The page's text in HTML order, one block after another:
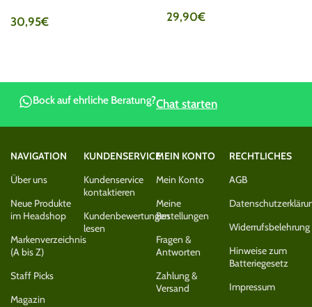
30,95€ 29,90€
Bock auf ehrliche Beratung?Chat starten
NAVIGATION
Über uns
Neue Produkte
im Headshop
Markenverzeichnis
(A bis Z)
Staff Picks
Magazin
KUNDENSERVICE
Kundenservice
kontaktieren
Kundenbewertungen
lesen
MEIN KONTO
Mein Konto
Meine
Bestellungen
Fragen &
Antworten
Zahlung &
Versand
RECHTLICHES
AGB
Widerrufsbelehrung
Hinweise zum
Batteriegesetz
Impressum